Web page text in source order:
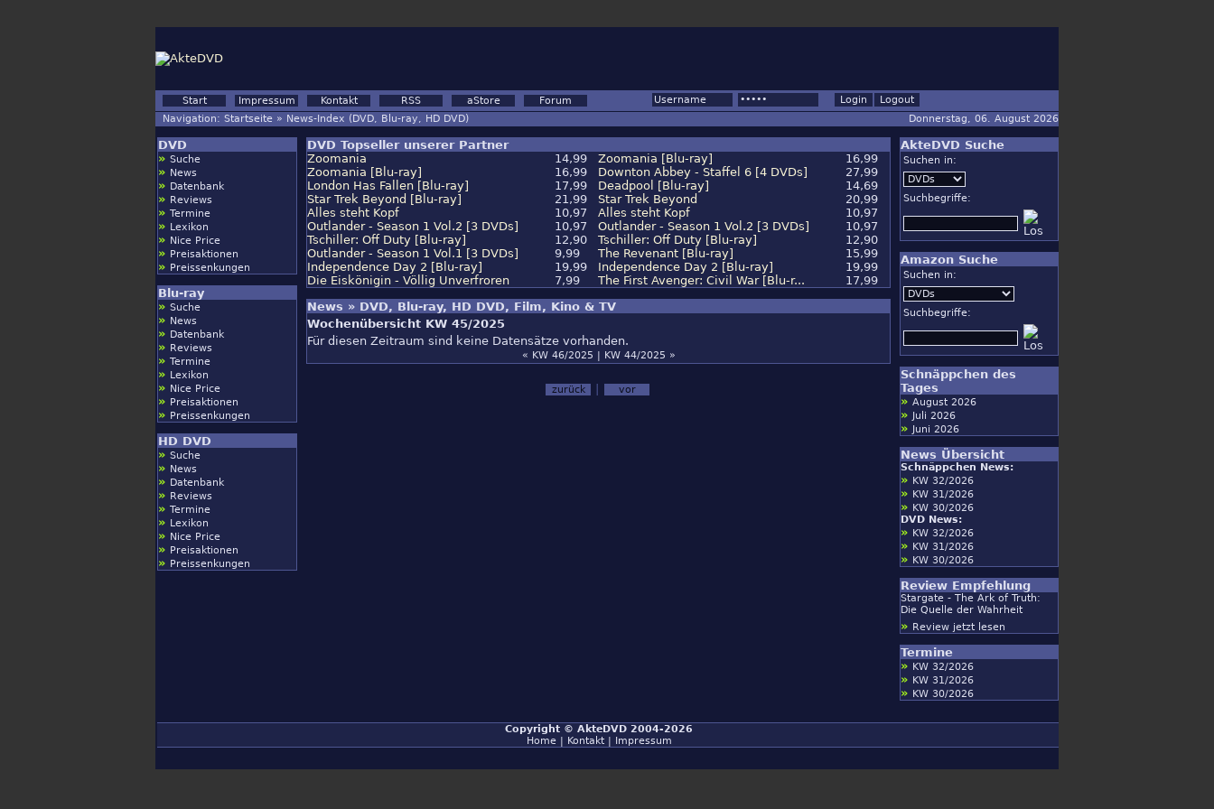
Start Impressum Kontakt RSS aStore
Forum
Navigation: Startseite » News-Index (DVD, Blu-ray, HD DVD) Donnerstag, 06. August 2026
DVD
» Suche
» News
» Datenbank
» Reviews
» Termine
» Lexikon
» Nice Price
» Preisaktionen
» Preissenkungen
Blu-ray
» Suche
» News
» Datenbank
» Reviews
» Termine
» Lexikon
» Nice Price
» Preisaktionen
» Preissenkungen
HD DVD
» Suche
» News
» Datenbank
» Reviews
» Termine
» Lexikon
» Nice Price
» Preisaktionen
» Preissenkungen
DVD Topseller unserer Partner
Zoomania
14,99 Zoomania [Blu-ray]
16,99
Zoomania [Blu-ray]
16,99 Downton Abbey - Staffel 6 [4 DVDs]
27,99
London Has Fallen [Blu-ray]
17,99 Deadpool [Blu-ray]
14,69
Star Trek Beyond [Blu-ray]
21,99 Star Trek Beyond
20,99
Alles steht Kopf
10,97 Alles steht Kopf
10,97
Outlander - Season 1 Vol.2 [3 DVDs]
10,97 Outlander - Season 1 Vol.2 [3 DVDs]
10,97
Tschiller: Off Duty [Blu-ray]
12,90 Tschiller: Off Duty [Blu-ray]
12,90
Outlander - Season 1 Vol.1 [3 DVDs]
9,99 The Revenant [Blu-ray]
15,99
Independence Day 2 [Blu-ray]
19,99 Independence Day 2 [Blu-ray]
19,99
Die Eiskönigin - Völlig Unverfroren
7,99 The First Avenger: Civil War [Blu-r...
17,99
News » DVD, Blu-ray, HD DVD, Film, Kino & TV
Wochenübersicht KW 45/2025
Für diesen Zeitraum sind keine Datensätze vorhanden.
« KW 46/2025 | KW 44/2025 »
zurück vor
AkteDVD Suche
Suchen in:
Suchbegriffe:
Amazon Suche
Suchen in:
Suchbegriffe:
Schnäppchen des
Tages
» August 2026
» Juli 2026
» Juni 2026
News Übersicht
Schnäppchen News:
» KW 32/2026
» KW 31/2026
» KW 30/2026
DVD News:
» KW 32/2026
» KW 31/2026
» KW 30/2026
Review Empfehlung
Stargate - The Ark of Truth:
Die Quelle der Wahrheit
» Review jetzt lesen
Termine
» KW 32/2026
» KW 31/2026
» KW 30/2026
Copyright © AkteDVD 2004-2026
Home| Kontakt| Impressum